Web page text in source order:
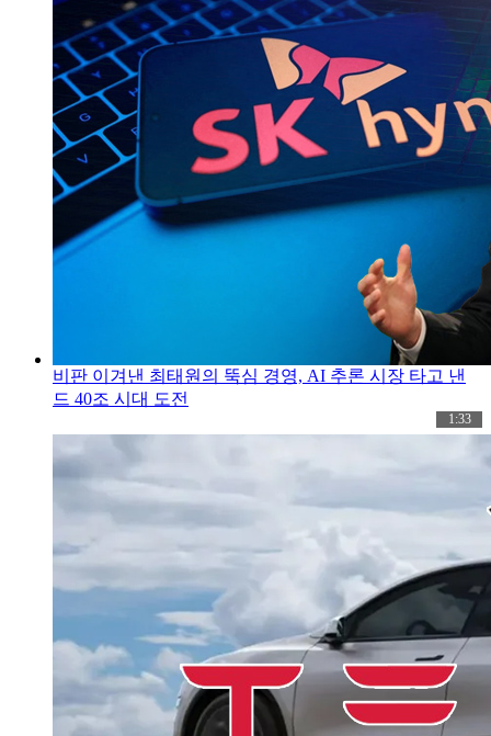
비판 이겨낸 최태원의 뚝심 경영, AI 추론 시장 타고 낸
드 40조 시대 도전
1:33